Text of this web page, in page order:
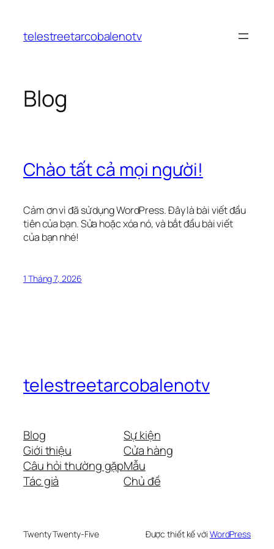
phầntelestreetarcobalenotv
Blog
Chào tất cả mọi người!
Cảm ơn vì đã sử dụng WordPress. Đây là bài viết đầu
tiên của bạn. Sửa hoặc xóa nó, và bắt đầu bài viết
của bạn nhé!
1 Tháng 7, 2026
telestreetarcobalenotv
Blog
Giới thiệu
Câu hỏi thường gặp
Tác giả
Sự kiện
Cửa hàng
Mẫu
Chủ đề
Twenty Twenty-Five Được thiết kế với WordPress